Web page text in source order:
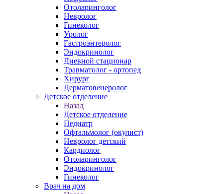
Отоларинголог
Невролог
Гинеколог
Уролог
Гастроэнтеролог
Эндокринолог
Дневной стационар
Травматолог - ортопед
Хирург
Дерматовенеролог
Детское отделение
Назад
Детское отделение
Педиатр
Офтальмолог (окулист)
Невролог детский
Кардиолог
Отоларинголог
Эндокринолог
Гинеколог
Врач на дом